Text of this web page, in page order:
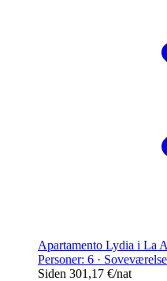
Apartamento Lydia i La
Personer: 6 ·
Siden 301,17 €/nat